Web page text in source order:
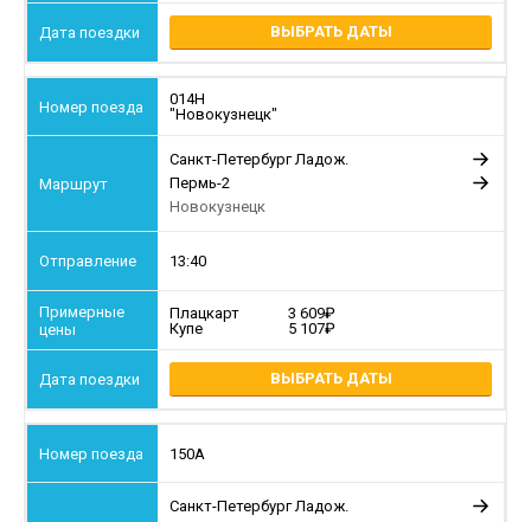
ВЫБРАТЬ ДАТЫ
014Н
"Новокузнецк"
Санкт-Петербург Ладож.
Пермь-2
Новокузнецк
13:40
Плацкарт
3 609
Купе
5 107
ВЫБРАТЬ ДАТЫ
150А
Санкт-Петербург Ладож.